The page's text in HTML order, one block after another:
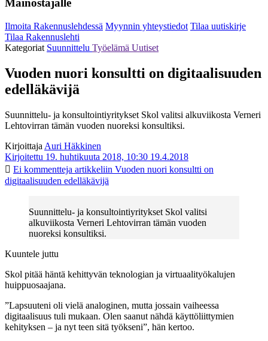
Mainostajalle
Ilmoita Rakennuslehdessä Myynnin yhteystiedot Tilaa uutiskirje
Tilaa Rakennuslehti
Kategoriat Suunnittelu Työelämä Uutiset
Vuoden nuori konsultti on digitaalisuuden
edelläkävijä
Suunnittelu- ja konsultointiyritykset Skol valitsi alkuviikosta Verneri
Lehtovirran tämän vuoden nuoreksi konsultiksi.
Kirjoittaja Auri Häkkinen
Kirjoitettu 19. huhtikuuta 2018, 10:30 19.4.2018
Ei kommentteja artikkeliin Vuoden nuori konsultti on
digitaalisuuden edelläkävijä
Suunnittelu- ja konsultointiyritykset Skol valitsi
alkuviikosta Verneri Lehtovirran tämän vuoden
nuoreksi konsultiksi.
Kuuntele juttu
Skol pitää häntä kehittyvän teknologian ja virtuaalityökalujen
huippuosaajana.
”Lapsuuteni oli vielä analoginen, mutta jossain vaiheessa
digitaalisuus tuli mukaan. Olen saanut nähdä käyttöliittymien
kehityksen – ja nyt teen sitä työkseni”, hän kertoo.